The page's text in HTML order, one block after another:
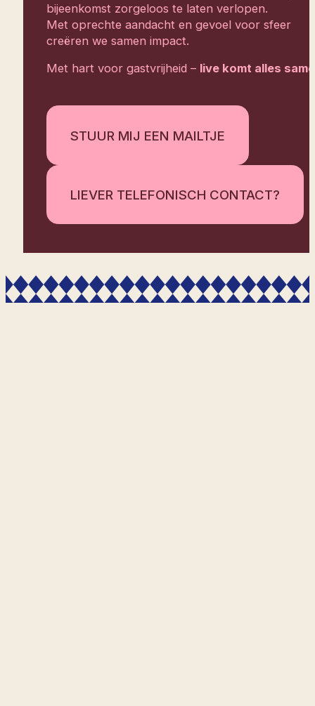
bijeenkomst zorgeloos te laten verlopen.
Met oprechte aandacht en gevoel voor sfeer
creëren we samen impact.
Met hart voor gastvrijheid – live komt alles
STUUR MIJ EEN MAILTJE
LIEVER TELEFONISCH CONTACT?